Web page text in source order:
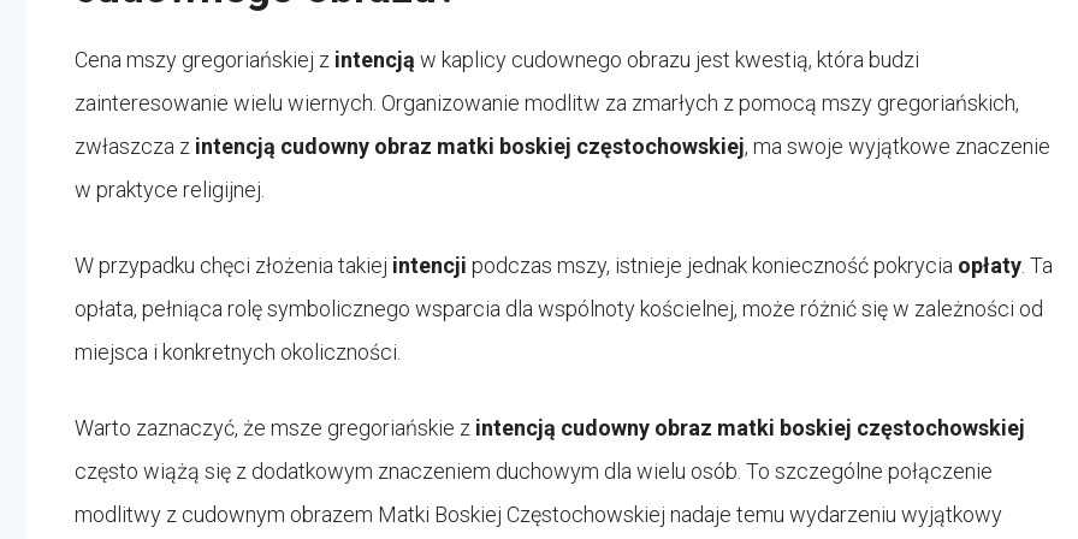
Cena mszy gregoriańskiej z intencją w kaplicy cudownego obrazu jest kwestią, która budzi
zainteresowanie wielu wiernych. Organizowanie modlitw za zmarłych z pomocą mszy gregoriańskich,
zwłaszcza z intencją cudowny obraz matki boskiej częstochowskiej, ma swoje wyjątkowe znaczenie
w praktyce religijnej.
W przypadku chęci złożenia takiej intencji podczas mszy, istnieje jednak konieczność pokrycia opłaty . Ta
opłata, pełniąca rolę symbolicznego wsparcia dla wspólnoty kościelnej, może różnić się w zależności od
miejsca i konkretnych okoliczności.
Warto zaznaczyć, że msze gregoriańskie z intencją cudowny obraz matki boskiej częstochowskiej
często wiążą się z dodatkowym znaczeniem duchowym dla wielu osób. To szczególne połączenie
modlitwy z cudownym obrazem Matki Boskiej Częstochowskiej nadaje temu wydarzeniu wyjątkowy